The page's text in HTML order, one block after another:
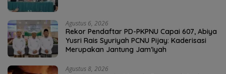
Agustus 6, 2026
Rekor Pendaftar PD-PKPNU Capai 607, Abiya
Yusri Rais Syuriyah PCNU Pijay: Kaderisasi
Merupakan Jantung Jam’iyah
Agustus 8, 2026